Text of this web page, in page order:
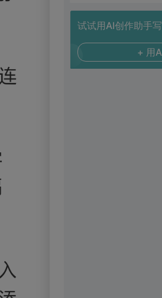
试试用AI创作助手
+ 用